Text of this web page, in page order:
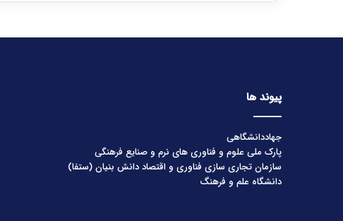
پیوند ها
جهاددانشگاهی
پارک ملی علوم و فناوری های نرم و صنایع فرهنگی
سازمان تجاری سازی فناوری و اقتصاد دانش بنیان (ستفا)
دانشگاه علم و فرهنگ